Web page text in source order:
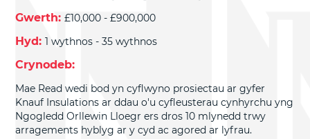
Gwerth:£10,000 - £900,000
Hyd:1 wythnos - 35 wythnos
Crynodeb:
Mae Read wedi bod yn cyflwyno prosiectau ar gyfer
Knauf Insulations ar ddau o'u cyfleusterau cynhyrchu yng
Ngogledd Orllewin Lloegr ers dros 10 mlynedd trwy
arragements hyblyg ar y cyd ac agored ar lyfrau.